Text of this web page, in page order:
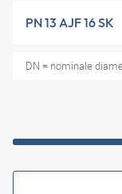
PN 13 AJF 16 SK
DN = nominale